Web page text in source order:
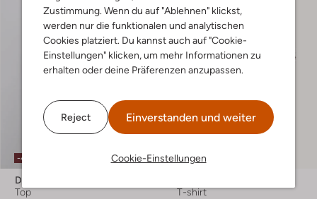
Zustimmung. Wenn du auf "Ablehnen" klickst,
werden nur die funktionalen und analytischen
Cookies platziert. Du kannst auch auf "Cookie-
Einstellungen" klicken, um mehr Informationen zu
erhalten oder deine Präferenzen anzupassen.
Reject Einverstanden und weiter
Cookie-Einstellungen
-40%
Dante6
Top
-50%
T-shirt